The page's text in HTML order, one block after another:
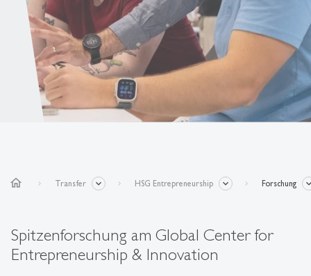
home Transfer HSG Entrepreneurship Forschung
Spitzenforschung am Global Center for
Entrepreneurship & Innovation